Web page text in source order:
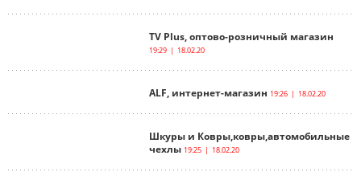
TV Plus, оптово-розничный магазин
19:29 | 18.02.20
ALF, интернет-магазин 19:26 | 18.02.20
Шкуры и Ковры,ковры,автомобильные
чехлы 19:25 | 18.02.20